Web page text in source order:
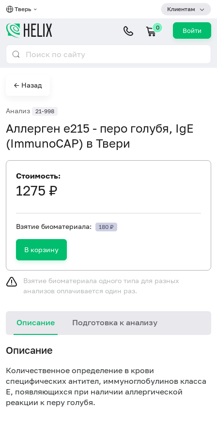
Тверь Клиентам
0 Войти
← Назад
Анализ 21-998
Аллерген e215 - перо голубя, IgE
(ImmunoCAP) в Твери
Стоимость:
1275 ₽
Взятие биоматериала: 180 ₽
В корзину
Взятие биоматериала одного типа для разных
анализов оплачивается один раз.
Описание Подготовка к анализу
Описание
Количественное определение в крови
специфических антител, иммуноглобулинов класса
E, появляющихся при наличии аллергической
реакции к перу голубя.